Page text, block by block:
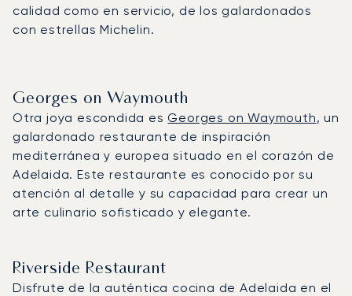
calidad como en servicio, de los galardonados
con estrellas Michelin.
Georges on Waymouth
Otra joya escondida esGeorges on Waymouth, un
galardonado restaurante de inspiración
mediterránea y europea situado en el corazón de
Adelaida. Este restaurante es conocido por su
atención al detalle y su capacidad para crear un
arte culinario sofisticado y elegante.
Riverside Restaurant
Disfrute de la auténtica cocina de Adelaida en el